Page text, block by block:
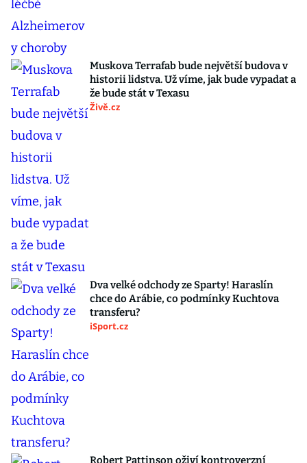
Muskova Terrafab bude největší budova v
historii lidstva. Už víme, jak bude vypadat a
že bude stát v Texasu
Živě.cz
Dva velké odchody ze Sparty! Haraslín
chce do Arábie, co podmínky Kuchtova
transferu?
iSport.cz
Robert Pattinson oživí kontroverzní